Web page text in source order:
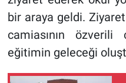
bir araya geldi.
camiasının özverili
eğitimin geleceği